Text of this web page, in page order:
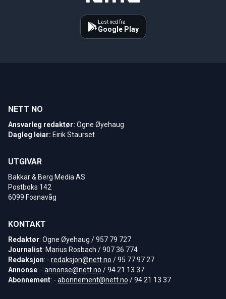
Last ned fra
Google Play
NETT NO
Ansvarleg redaktør: Ogne Øyehaug
Dagleg leiar: Eirik Staurset
UTGIVAR
Bakkar & Berg Media AS
Postboks 142
6099 Fosnavåg
KONTAKT
Redaktør: Ogne Øyehaug / 957 79 727
Journalist: Marius Rosbach / 907 36 774
Redaksjon: - redaksjon@nett.no / 95 77 97 27
Annonse: - annonse@nett.no / 94 21 13 37
Abonnement: - abonnement@nett.no / 94 21 13 37